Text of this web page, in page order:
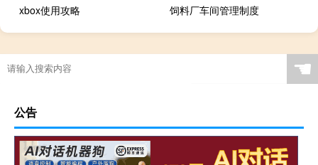
xbox使用攻略
饲料厂车间管理制度
☚
公告